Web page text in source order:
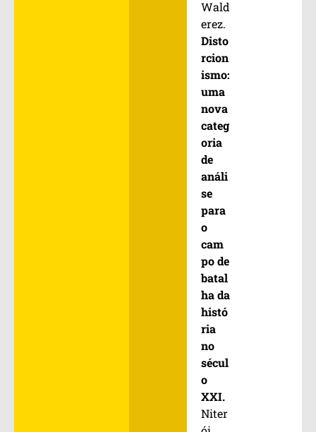
Wald
erez.
Disto
rcion
ismo:
uma
nova
categ
oria
de
análi
se
para
o
cam
po de
batal
ha da
histó
ria
no
sécul
o
XXI.
Niter